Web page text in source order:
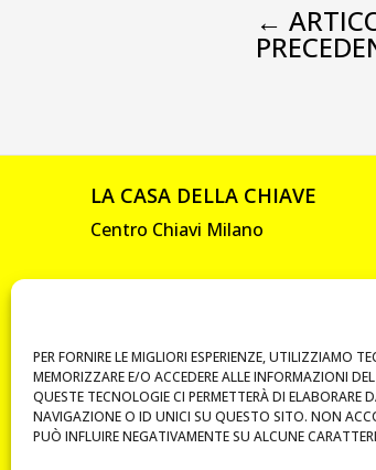
PER FORNIRE LE MIGLIORI ESPERIENZE, UTILIZZIAMO
MEMORIZZARE E/O ACCEDERE ALLE INFORMAZIONI
QUESTE TECNOLOGIE CI PERMETTERÀ DI
NAVIGAZIONE O ID UNICI SU QUESTO SITO. NON
PUÒ INFLUIRE NEGATIVAMENTE SU ALCUNE
←
LA CASA DELLA CHIAVE
Centro Chiavi Milano
P. IVA 10585330961